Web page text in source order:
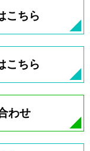
こちら
こちら
わせ